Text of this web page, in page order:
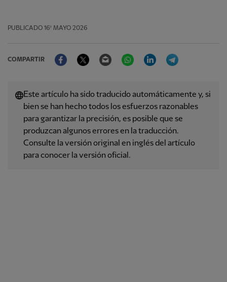
PUBLICADO 16º MAYO 2026
COMPARTIR
FacebookTwitter Email WhatsAppLinkedIn
Este artículo ha sido traducido automáticamente y, si
bien se han hecho todos los esfuerzos razonables
para garantizar la precisión, es posible que se
produzcan algunos errores en la traducción.
Consulte la versión original en inglés del artículo
para conocer la versión oficial.